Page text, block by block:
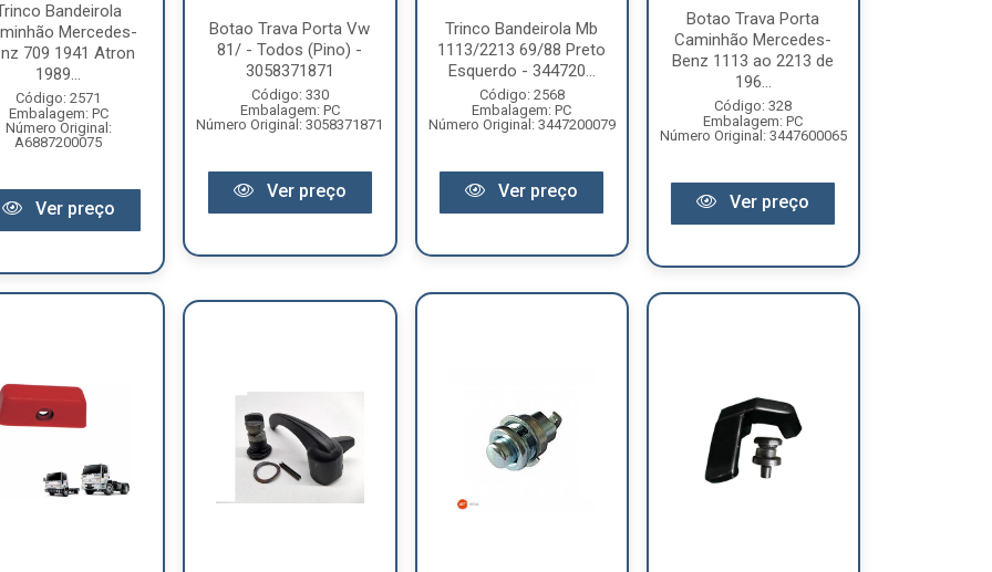
Bandeirola
Mercedes-
709 1941 Atron
1989...
Código: 2571
Embalagem: PC
Número Original:
A6887200075
Ver preço
Botao Trava Porta Vw
81/ - Todos (Pino) -
3058371871
Código: 330
Embalagem: PC
Número Original: 3058371871
Ver preço
Trinco Bandeirola Mb
1113/2213 69/88 Preto
Esquerdo - 344720...
Código: 2568
Embalagem: PC
Número Original: 3447200079
Ver preço
Botao Trava Porta
Caminhão Mercedes-
Benz 1113 ao 2213 de
196...
Código: 328
Embalagem: PC
Número Original: 3447600065
Ver preço